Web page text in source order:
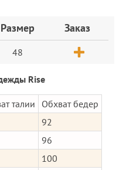
Размер Заказ
48
Rise
талии
Обхват бедер
92
96
100